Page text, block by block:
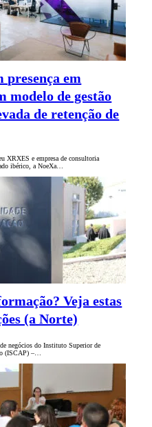
em
modelo de gestão
de retenção de
XRXES e empresa de consultoria
ibérico, a NoeXa…
Veja estas
(a Norte)
negócios do Instituto Superior de
(ISCAP) –…